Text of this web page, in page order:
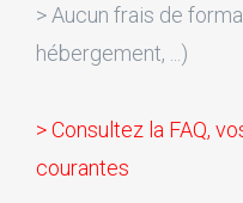
> Aucun frais de
hébergement, ...)
> Consultez la FAQ,
courantes